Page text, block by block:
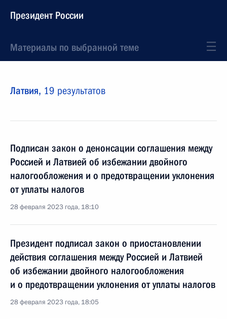
Президент России
Материалы по выбранной теме
Латвия, 19 результатов
Подписан закон о денонсации соглашения между
Россией и Латвией об избежании двойного
налогообложения и о предотвращении уклонения
от уплаты налогов
28 февраля 2023 года, 18:10
Президент подписал закон о приостановлении
действия соглашения между Россией и Латвией
об избежании двойного налогообложения
и о предотвращении уклонения от уплаты налогов
28 февраля 2023 года, 18:05